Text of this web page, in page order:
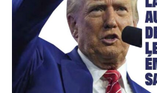
Accès gratuit
Gratuit /accès limité